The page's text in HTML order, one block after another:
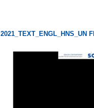
2021_TEXT_ENGL_HNS_UN